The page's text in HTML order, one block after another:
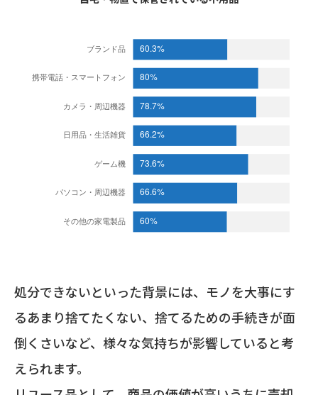
処分できないといった背景には、モノを大事にす
るあまり捨てたくない、捨てるための手続きが面
倒くさいなど、様々な気持ちが影響していると考
えられます。